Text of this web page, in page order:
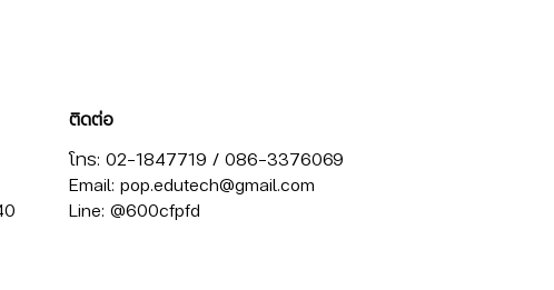
ติดต่อ
โทร: 02-1847719 / 086-3376069
Email: pop.edutech@gmail.com
Line: @600cfpfd